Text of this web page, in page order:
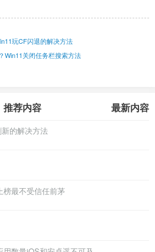
玩CF闪退的解决方法
Win11关闭任务栏搜索方法
推荐内容 最新内容
的解决方法
榜最不受信任前茅